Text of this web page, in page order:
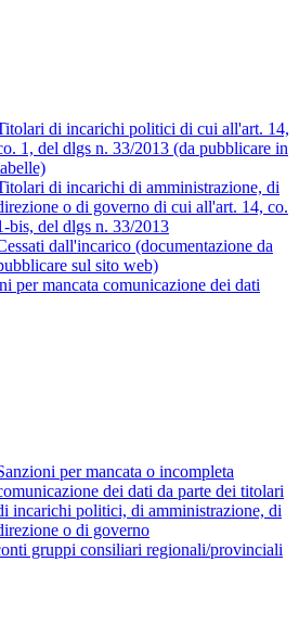
di incarichi politici di cui all'art. 14,
1, del dlgs n. 33/2013 (da pubblicare in
di incarichi di amministrazione, di
o di governo di cui all'art. 14, co.
bis, del dlgs n. 33/2013
dall'incarico (documentazione da
sul sito web)
per mancata comunicazione dei dati
per mancata o incompleta
dei dati da parte dei titolari
incarichi politici, di amministrazione, di
o di governo
gruppi consiliari regionali/provinciali